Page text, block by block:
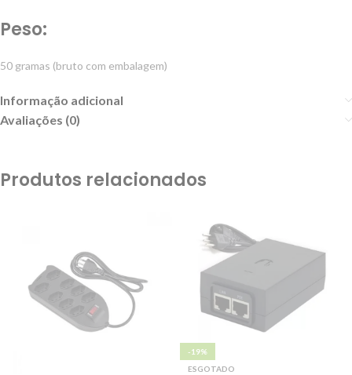
Peso:
50 gramas (bruto com embalagem)
Informação adicional
Avaliações (0)
Produtos relacionados
-19%
ESGOTADO